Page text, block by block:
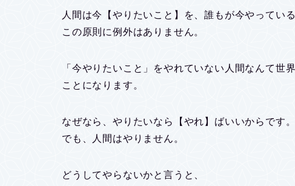
人間は今【やりたいこと】を、誰もが今やっている
この原則に例外はありません。
「今やりたいこと」をやれていない人間なんて世
ことになります。
なぜなら、やりたいなら【やれ】ばいいからです。
でも、人間はやりません。
どうしてやらないかと言うと、